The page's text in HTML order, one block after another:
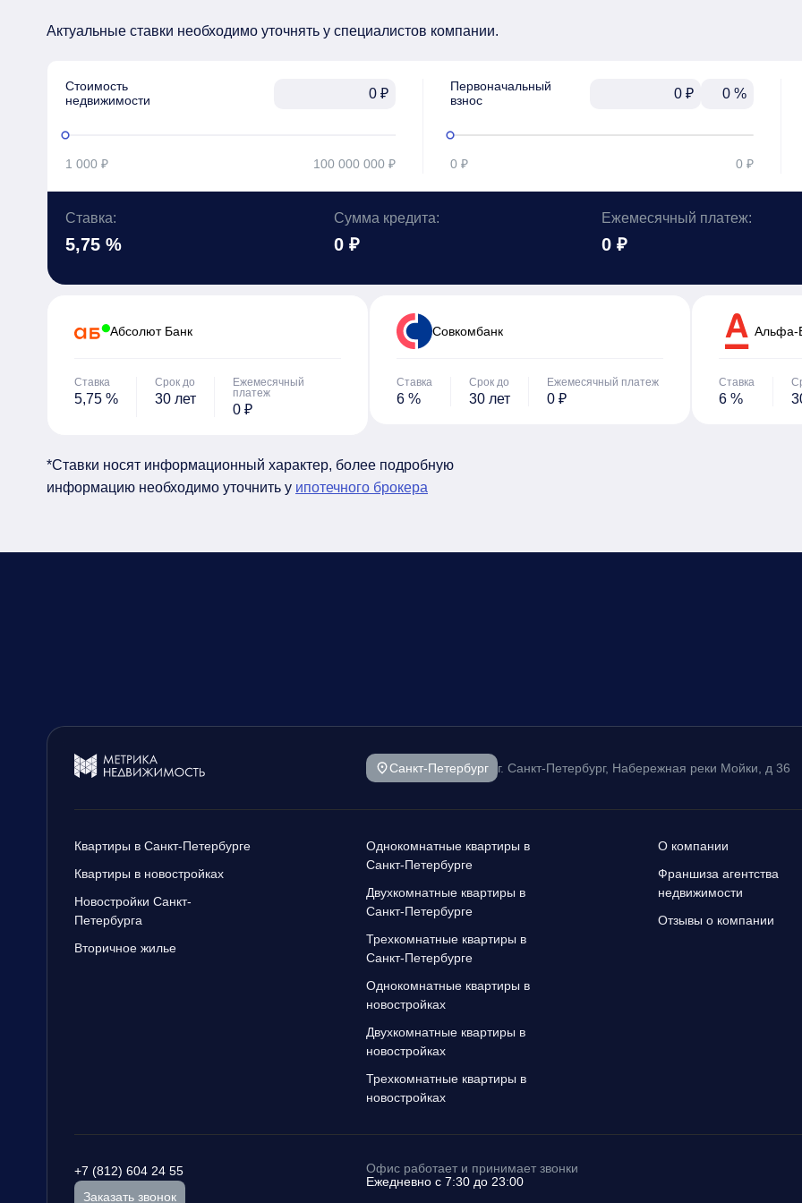
Актуальные ставки необходимо уточнять у специалистов компании.
Стоимость
недвижимости
₽
1 000 ₽ 100 000 000 ₽
Первоначальный
взнос
₽ %
0 ₽ 0 ₽
Ставка:
5,75 %
Сумма кредита:
0 ₽
Ежемесячный платеж:
0 ₽
Абсолют Банк
Ставка
5,75 %
Срок до
30 лет
Ежемесячный
платеж
0 ₽
Cовкомбанк
Ставка
6 %
Срок до
30 лет
Ежемесячный платеж
0 ₽
Альфа-
Ставка
6 %
*Ставки носят информационный характер, более подробную
информацию необходимо уточнить у ипотечного брокера
Санкт-Петербург г. Санкт-Петербург, Набережная реки Мойки, д 36
Квартиры в Санкт-Петербурге
Квартиры в новостройках
Новостройки Санкт-
Петербурга
Вторичное жилье
Однокомнатные квартиры в
Санкт-Петербурге
Двухкомнатные квартиры в
Санкт-Петербурге
Трехкомнатные квартиры в
Санкт-Петербурге
Однокомнатные квартиры в
новостройках
Двухкомнатные квартиры в
новостройках
Трехкомнатные квартиры в
новостройках
О компании
Франшиза агентства
недвижимости
Отзывы о компании
+7 (812) 604 24 55
Заказать звонок
Офис работает и принимает звонки
Ежедневно с 7:30 до 23:00